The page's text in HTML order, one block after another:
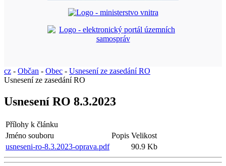
cz - Občan - Obec - Usnesení ze zasedání RO
Usnesení ze zasedání RO
Usnesení RO 8.3.2023
Přílohy k článku
Jméno souboru
Popis Velikost
usneseni-ro-8.3.2023-oprava.pdf
90.9 Kb